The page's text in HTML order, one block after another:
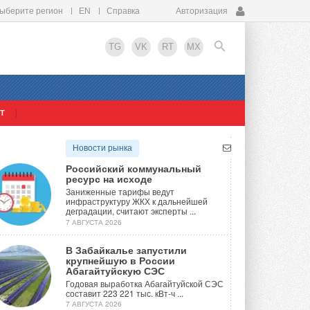
регион EN Справка Авторизация
TG VK RT MX
EN
Новости рынка
Российский коммунальный
ресурс на исходе
Заниженные тарифы ведут
инфраструктуру ЖКХ к дальнейшей
деградации, считают эксперты ...
7 АВГУСТА 2026
В Забайкалье запустили
крупнейшую в России
Абагайтуйскую СЭС
Годовая выработка Абагайтуйской СЭС
составит 223 221 тыс. кВт-ч ...
7 АВГУСТА 2026